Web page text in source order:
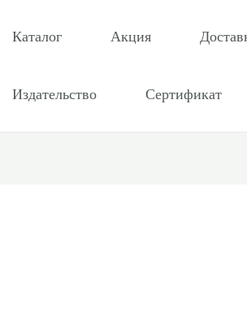
Каталог Акция
Издательство Сертификат